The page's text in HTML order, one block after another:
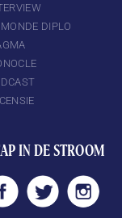
DIPLO
IN DE STROOM